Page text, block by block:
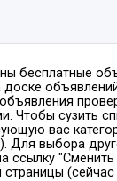
бесплатные
доске
Чтобы сузить
вас
Для выбора
ссылку
страницы